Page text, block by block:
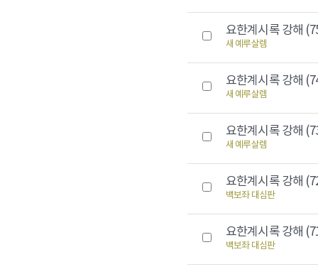
요한계시록 강해
새 예루살렘
요한계시록 강해
새 예루살렘
요한계시록 강해
새 예루살렘
요한계시록 강해
백보좌 대심판
요한계시록 강해
백보좌 대심판